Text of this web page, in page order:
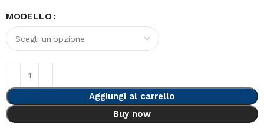
MODELLO
Aggiungi al carrello
Buy now